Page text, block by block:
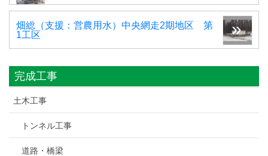
畑総（支援：営農用水）中央網走2期地区 第
1工区
完成工事
土木工事
トンネル工事
道路・橋梁